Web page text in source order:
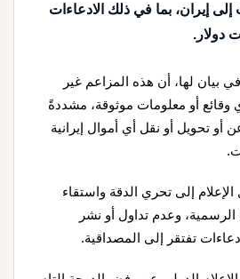
إلى إيران، بما في ذلك الادعاءات
بيان لها، أن هذه المزاعم غير
وقائع أو معلومات موثوقة، مشددةً
أو تحويل أو نقل أي أموال إيرانية
إلى تحري الدقة واستقاء
وعدم تداول أو نشر
تفتقر إلى المصداقية.